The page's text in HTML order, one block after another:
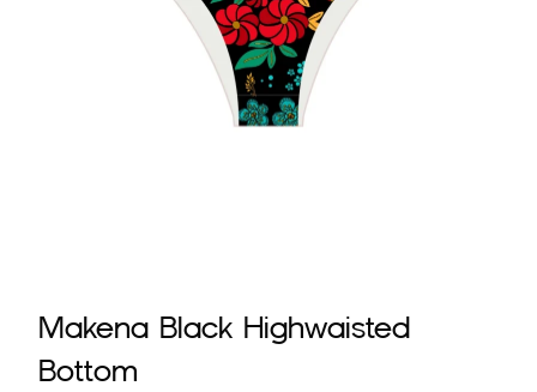
Makena Black Highwaisted
Bottom